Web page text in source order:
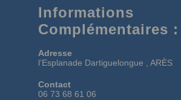
Informations
Complémentaires :
Adresse
l’Esplanade Dartiguelongue , ARÈS
Contact
06 73 68 61 06